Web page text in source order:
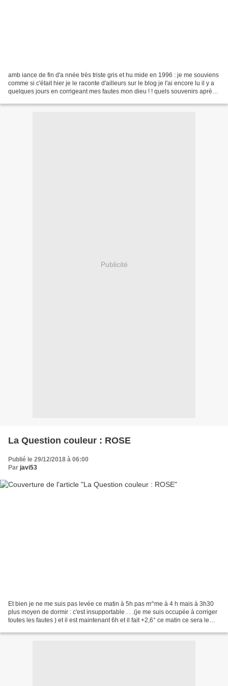
amb iance de fin d'a nnée très triste gris et hu mide en 1996 : je me souviens
comme si c'était hier je le raconte d'ailleurs sur le blog je l'ai encore lu il y a
quelques jours en corrigeant mes fautes mon dieu ! ! quels souvenirs après
Publicité
La Question couleur : ROSE
Publié le 29/12/2018 à 06:00
Par javi53
Et bien je ne me suis pas levée ce matin à 5h pas m^me à 4 h mais à 3h30
plus moyen de dormir : c'est insupportable . . .(je me suis occupée à corriger
toutes les fautes ) et il est maintenant 6h et il fait +2,6° ce matin ce sera le